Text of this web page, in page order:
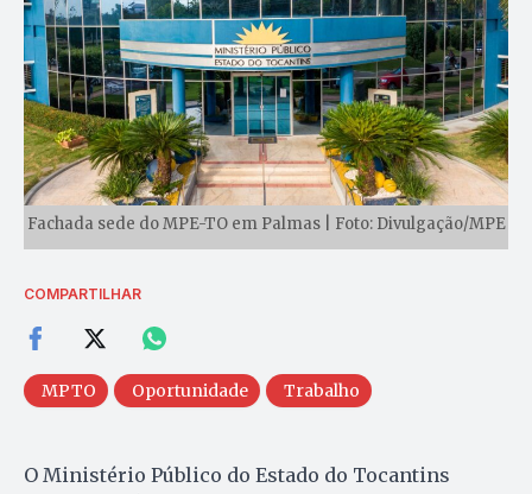
Fachada sede do MPE-TO em Palmas | Foto: Divulgação/MPE
COMPARTILHAR
MPTO Oportunidade Trabalho
O Ministério Público do Estado do Tocantins